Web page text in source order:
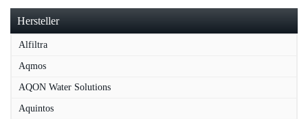
Hersteller
Alfiltra
Aqmos
AQON Water Solutions
Aquintos